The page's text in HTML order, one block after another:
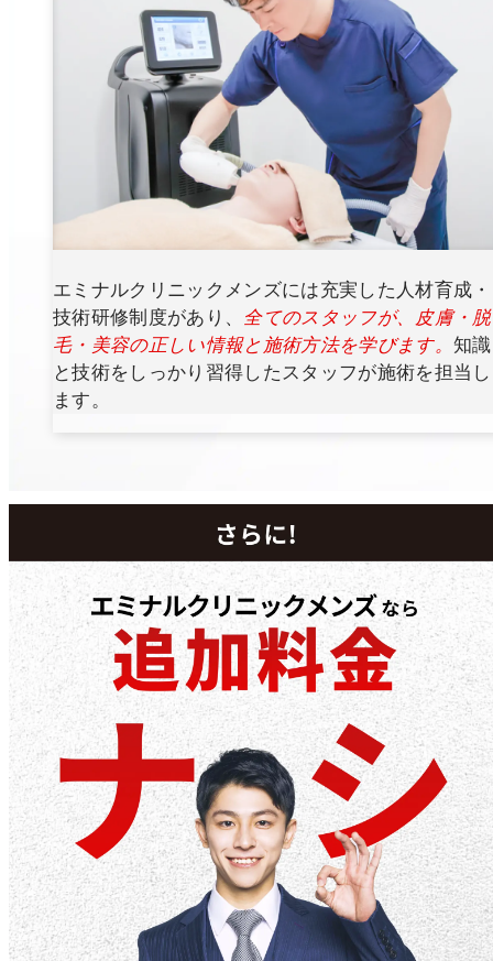
エミナルクリニックメンズには充実した人材育成・
技術研修制度があり、 全てのスタッフが、皮膚・脱
毛・美容の正しい情報と施術方法を学びます。 知識
と技術をしっかり習得したスタッフが施術を担当し
ます。